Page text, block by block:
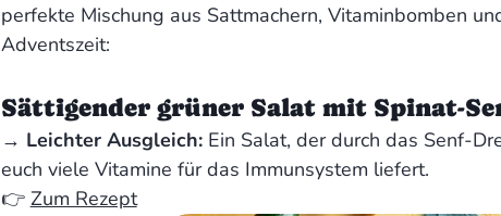
perfekte Mischung aus Sattmachern, Vitaminbomben
Adventszeit:
Sättigender grüner Salat mit Spinat-
‍→ Leichter Ausgleich:Ein Salat, der durch das Senf-
euch viele Vitamine für das Immunsystem liefert.
👉 Zum Rezept